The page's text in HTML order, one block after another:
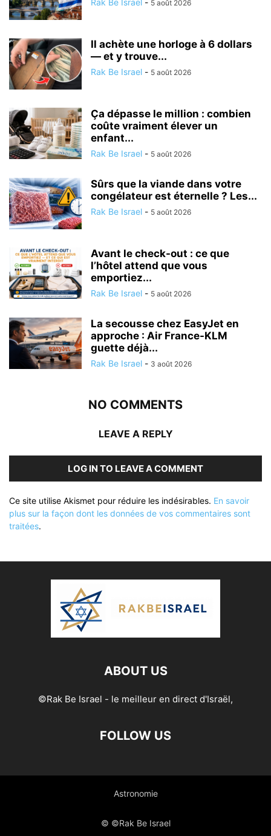
Rak Be Israel - 5 août 2026
Il achète une horloge à 6 dollars
— et y trouve...
Rak Be Israel - 5 août 2026
Ça dépasse le million : combien
coûte vraiment élever un
enfant...
Rak Be Israel - 5 août 2026
Sûrs que la viande dans votre
congélateur est éternelle ? Les...
Rak Be Israel - 5 août 2026
Avant le check-out : ce que
l’hôtel attend que vous
emportiez...
Rak Be Israel - 5 août 2026
La secousse chez EasyJet en
approche : Air France-KLM
guette déjà...
Rak Be Israel - 3 août 2026
NO COMMENTS
LEAVE A REPLY
LOG IN TO LEAVE A COMMENT
Ce site utilise Akismet pour réduire les indésirables. En savoir
plus sur la façon dont les données de vos commentaires sont
traitées.
ABOUT US
©Rak Be Israel - le meilleur en direct d'Israël,
FOLLOW US
Astronomie
© ©Rak Be Israel